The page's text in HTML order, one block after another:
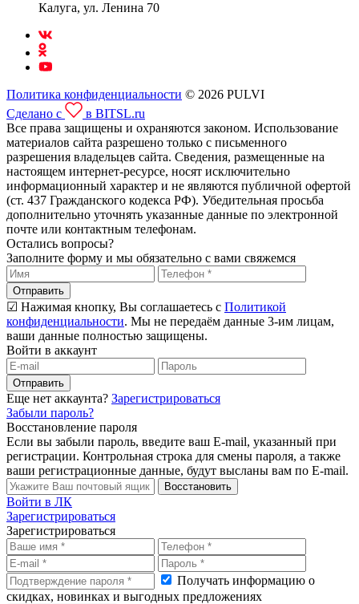
Калуга, ул. Ленина 70
Политика конфиденциальности © 2026 PULVI
Сделано с
в BITSL.ru
Все права защищены и охраняются законом. Использование
материалов сайта разрешено только с письменного
разрешения владельцев сайта. Сведения, размещенные на
настоящем интернет-ресурсе, носят исключительно
информационный характер и не являются публичной офертой
(ст. 437 Гражданского кодекса РФ). Убедительная просьба
дополнительно уточнять указанные данные по электронной
почте или контактным телефонам.
Остались вопросы?
Заполните форму и мы обязательно с вами свяжемся
Отправить
☑ Нажимая кнопку, Вы соглашаетесь с Политикой
конфиденциальности. Мы не передаём данные 3-им лицам,
ваши данные полностью защищены.
Войти в аккаунт
Отправить
Еще нет аккаунта? Зарегистрироваться
Забыли пароль?
Восстановление пароля
Если вы забыли пароль, введите ваш E-mail, указанный при
регистрации. Контрольная строка для смены пароля, а также
ваши регистрационные данные, будут высланы вам по E-mail.
Восстановить
Войти в ЛК
Зарегистрироваться
Зарегистрироваться
Получать информацию о
скидках, новинках и выгодных предложениях